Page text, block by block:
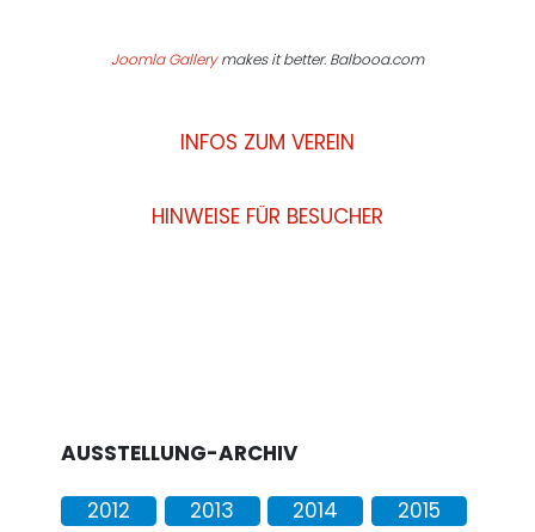
Joomla Gallerymakes it better. Balbooa.com
INFOS ZUM VEREIN
HINWEISE FÜR BESUCHER
AUSSTELLUNG-ARCHIV
2012
2013 2014
2015